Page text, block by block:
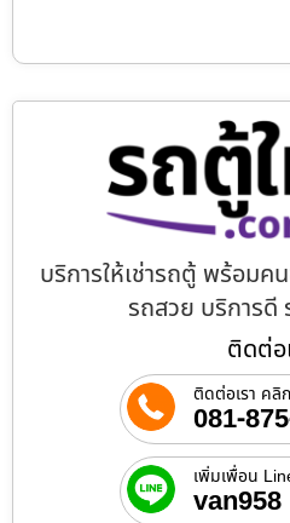
บริการให้เช่ารถตู้ พร้อม
รถสวย บริการดี
ติดต่อ
ติดต่อเรา คลิก
081-
เพิ่มเพื่อน
van958